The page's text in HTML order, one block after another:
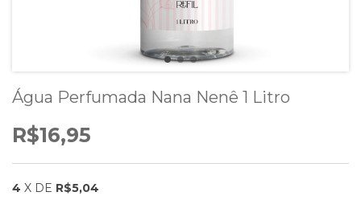
Água Perfumada Nana Nenê 1 Litro
R$16,95
4 X DE R$5,04